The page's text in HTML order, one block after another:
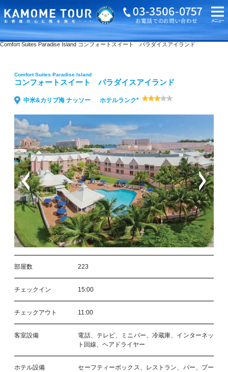
海外旅行・ツアーTOP
Comfort Suites Paradise Island コンフォートスイート パラダイスアイランド
Comfort Suites Paradise Island
コンフォートスイート パラダイスアイランド
中米&カリブ海 ナッソー ホテルランク*
部屋数 223
チェックイン 15:00
チェックアウト 11:00
客室設備
電話、テレビ、ミニバー、冷蔵庫、インターネッ
ト回線、ヘアドライヤー
ホテル設備
セーフティーボックス、レストラン、バー、プー